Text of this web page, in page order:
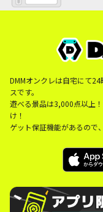
DMMオンクレは自宅にて
スです。
遊べる景品は3,000点以上
け！
ゲット保証機能があるので